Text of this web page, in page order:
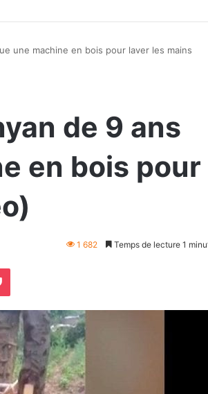
une machine en bois pour laver les mains
de 9 ans
en bois pour
1 682 Temps de lecture 1
Pocket